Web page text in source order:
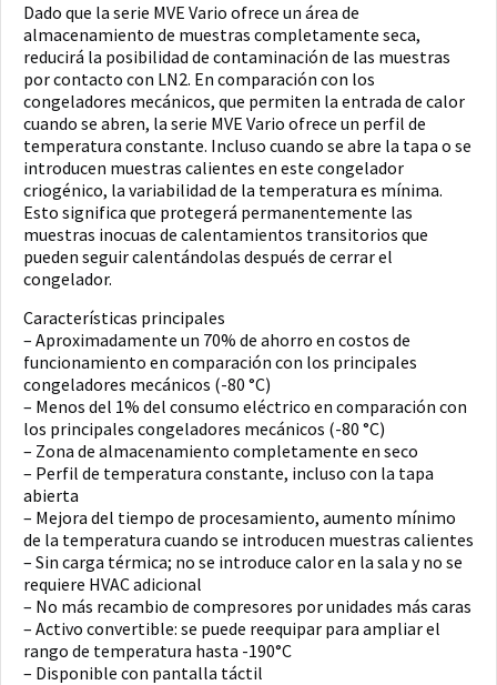
Dado que la serie MVE Vario ofrece un área de
almacenamiento de muestras completamente seca,
reducirá la posibilidad de contaminación de las muestras
por contacto con LN2. En comparación con los
congeladores mecánicos, que permiten la entrada de calor
cuando se abren, la serie MVE Vario ofrece un perfil de
temperatura constante. Incluso cuando se abre la tapa o se
introducen muestras calientes en este congelador
criogénico, la variabilidad de la temperatura es mínima.
Esto significa que protegerá permanentemente las
muestras inocuas de calentamientos transitorios que
pueden seguir calentándolas después de cerrar el
congelador.
Características principales
– Aproximadamente un 70% de ahorro en costos de
funcionamiento en comparación con los principales
congeladores mecánicos (-80 °C)
– Menos del 1% del consumo eléctrico en comparación con
los principales congeladores mecánicos (-80 °C)
– Zona de almacenamiento completamente en seco
– Perfil de temperatura constante, incluso con la tapa
abierta
– Mejora del tiempo de procesamiento, aumento mínimo
de la temperatura cuando se introducen muestras calientes
– Sin carga térmica; no se introduce calor en la sala y no se
requiere HVAC adicional
– No más recambio de compresores por unidades más caras
– Activo convertible: se puede reequipar para ampliar el
rango de temperatura hasta -190°C
– Disponible con pantalla táctil